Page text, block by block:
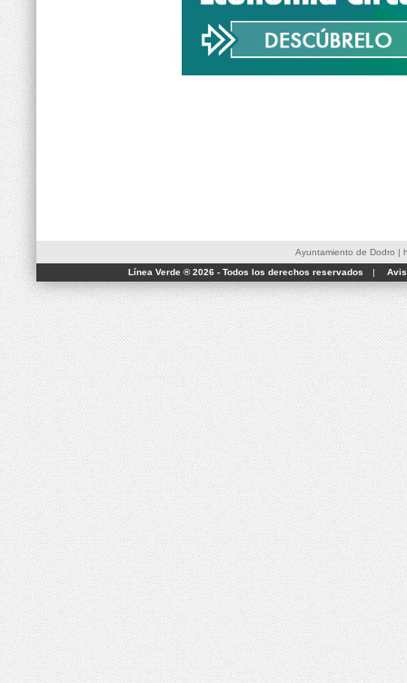
Ayuntamiento de Dodro |
Línea Verde ® 2026 - Todos los derechos reservados
|